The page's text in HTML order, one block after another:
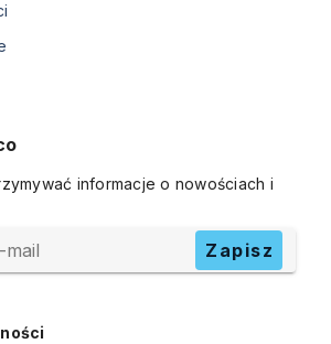
informacje o nowościach i
mail Zapisz